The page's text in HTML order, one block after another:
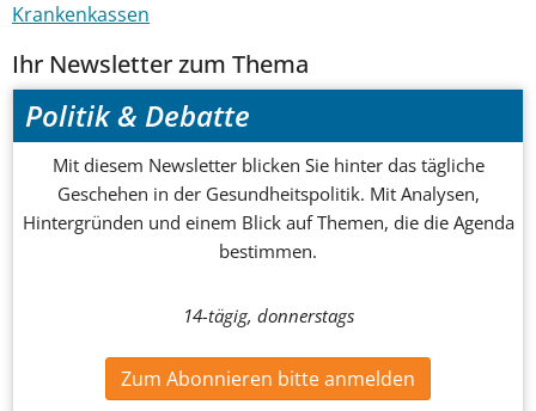
Krankenkassen
Ihr Newsletter zum Thema
Politik & Debatte
Mit diesem Newsletter blicken Sie hinter das tägliche
Geschehen in der Gesundheitspolitik. Mit Analysen,
Hintergründen und einem Blick auf Themen, die die Agenda
bestimmen.
14-tägig, donnerstags
Zum Abonnieren bitte anmelden